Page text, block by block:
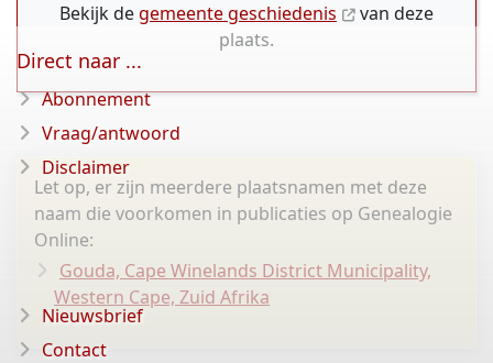
Bekijk degemeente geschiedenis
van deze
plaats.
Let op, er zijn meerdere plaatsnamen met deze
naam die voorkomen in publicaties op Genealogie
Online:
Gouda, Cape Winelands District Municipality,
Western Cape, Zuid Afrika
Direct naar ...
Abonnement
Vraag/antwoord
Disclaimer
Nieuwsbrief
Contact